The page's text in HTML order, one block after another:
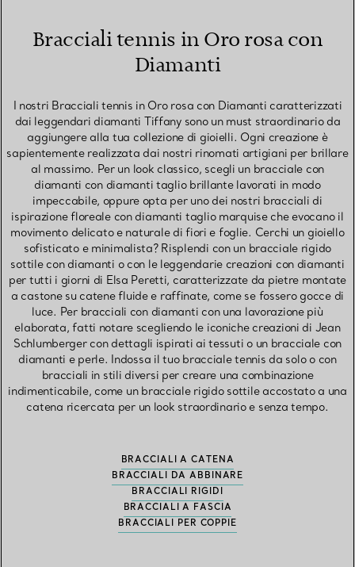
Bracciali tennis in Oro rosa con
Diamanti
I nostri Bracciali tennis in Oro rosa con Diamanti caratterizzati
dai leggendari diamanti Tiffany sono un must straordinario da
aggiungere alla tua collezione di gioielli. Ogni creazione è
sapientemente realizzata dai nostri rinomati artigiani per brillare
al massimo. Per un look classico, scegli un bracciale con
diamanti con diamanti taglio brillante lavorati in modo
impeccabile, oppure opta per uno dei nostri bracciali di
ispirazione floreale con diamanti taglio marquise che evocano il
movimento delicato e naturale di fiori e foglie. Cerchi un gioiello
sofisticato e minimalista? Risplendi con un bracciale rigido
sottile con diamanti o con le leggendarie creazioni con diamanti
per tutti i giorni di Elsa Peretti, caratterizzate da pietre montate
a castone su catene fluide e raffinate, come se fossero gocce di
luce. Per bracciali con diamanti con una lavorazione più
elaborata, fatti notare scegliendo le iconiche creazioni di Jean
Schlumberger con dettagli ispirati ai tessuti o un bracciale con
diamanti e perle. Indossa il tuo bracciale tennis da solo o con
bracciali in stili diversi per creare una combinazione
indimenticabile, come un bracciale rigido sottile accostato a una
catena ricercata per un look straordinario e senza tempo.
BRACCIALI A CATENA
BRACCIALI DA ABBINARE
BRACCIALI RIGIDI
BRACCIALI A FASCIA
BRACCIALI PER COPPIE